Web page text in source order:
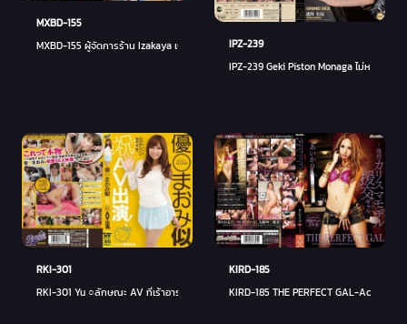
MXBD-155
MXBD-155 ผู้จัดการร้าน Izakaya เปลือยอับอาย Akiho Yoshizawa ในรูปแบบ HD - อากิโฮะ
IPZ-239
IPZ-239 Geki Piston Monaga ไม่หยุดเขย่า
RKI-301
RKI-301 Yu ○ลักษณะ AV ที่เร้าอารมณ์และสมาร์ทเหมือนมาโอมิ (วันหยุด)!
KIRD-185
KIRD-185 THE PERFECT GAL-Active